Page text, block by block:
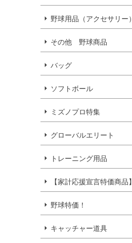
野球用品（アクセサリー）
その他 野球商品
バッグ
ソフトボール
ミズノプロ特集
グローバルエリート
トレーニング用品
【家計応援宣言特価商品】
野球特価！
キャッチャー道具